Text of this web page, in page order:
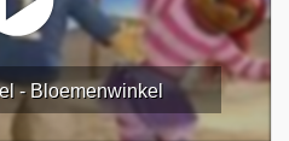
- Bloemenwinkel